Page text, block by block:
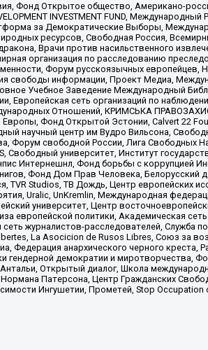
Фонд Открытое общество, Американо-
INVESTMENT FUND, Международный
за Демократические Выборы,
ресурсов, Свободная Россия,
Врачи против насильственного
организация по расследованию
Форум русскоязычных европейцев,
информации, Проект Медиа,
Учебное Заведение Международный
Европейская сеть организаций по
Отношений, КРИМСЬКА
Фонд Открытой Эстонии, Calvert 22
научный центр им Вудро Вильсона,
Форум свободной России, Лига Свободных
университет, Институт
Интернешнл, Фонд борьбы с коррупцией
Фонд Дом Прав Человека,
Studios, ТВ Дождь, Центр европейских
Uralic, UnKremlin, Международная
университет, Центр
европейской политики, Академическая
журналистов-расследователей, Служба
La Asocicion de Rusos Libres, Союз за
Федерация анархического черного креста,
демократии и миротворчества,
Открытый диалог, Школа
Патерсона, Центр Гражданских
Ингушетии, Прометей, Stop